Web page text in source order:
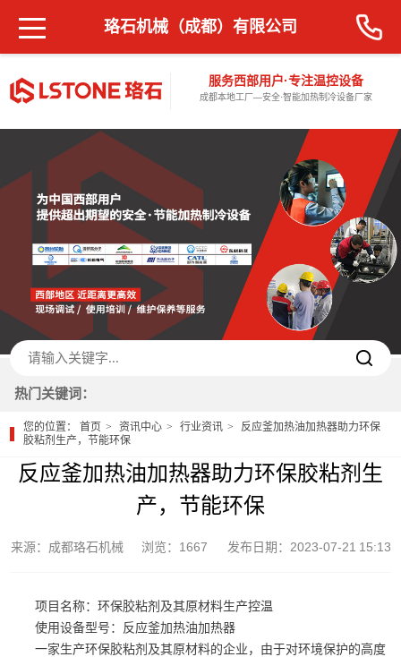
服务西部用户·专注温控设备
成都本地工厂—安全·智能加热制冷设备厂家
珞石机械（成都）有限公司
热门关键词：
您的位置：首页 资讯中心 行业资讯
反应釜加热油加热器助力环保
胶粘剂生产，节能环保
反应釜加热油加热器助力环保胶粘剂生
产，节能环保
来源：成都珞石机械 浏览：1667 发布日期：2023-07-21 15:13
项目名称：环保胶粘剂及其原材料生产控温
使用设备型号：反应釜加热油加热器
一家生产环保胶粘剂及其原材料的企业，由于对环境保护的高度